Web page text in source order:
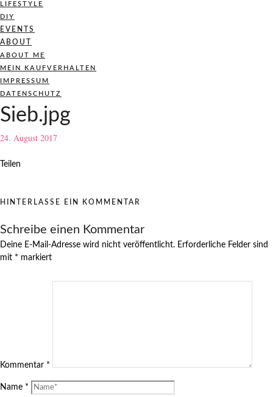
LIFESTYLE
DIY
EVENTS
ABOUT
ABOUT ME
MEIN KAUFVERHALTEN
IMPRESSUM
DATENSCHUTZ
Sieb.jpg
24. August 2017
Teilen
HINTERLASSE EIN KOMMENTAR
Schreibe einen Kommentar
Deine E-Mail-Adresse wird nicht veröffentlicht. Erforderliche Felder sind
mit * markiert
Kommentar *
Name *